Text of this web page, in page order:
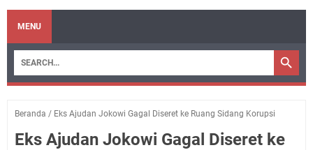
MENU
Beranda / Eks Ajudan Jokowi Gagal Diseret ke Ruang Sidang Korupsi
Eks Ajudan Jokowi Gagal Diseret ke